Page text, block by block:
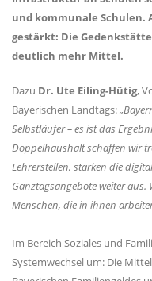
und kommunale
gestärkt: Die
deutlich mehr Mittel.
Dazu Dr. Ute Eiling-Hütig,
Bayerischen Landtags:
Selbstläufer – es ist das
Doppelhaushalt schaffen wir
Lehrerstellen, stärken die
Ganztagsangebote weiter
Menschen, die in ihnen
Im Bereich Soziales und
Systemwechsel um: Die